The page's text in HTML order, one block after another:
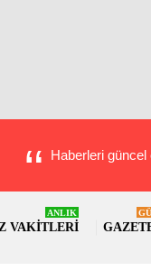
Haberleri güncel
VAKITLERI
ANLIK